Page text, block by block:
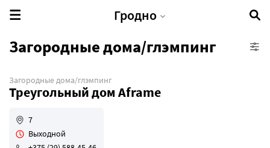
Гродно
Гостиница/отель
Загородные дома/глэмпинг
Квартира/апартаменты
Хостел
Загородные дома/глэмпинг
Загородные дома/глэмпинг
Треугольный дом Aframe
7
Выходной